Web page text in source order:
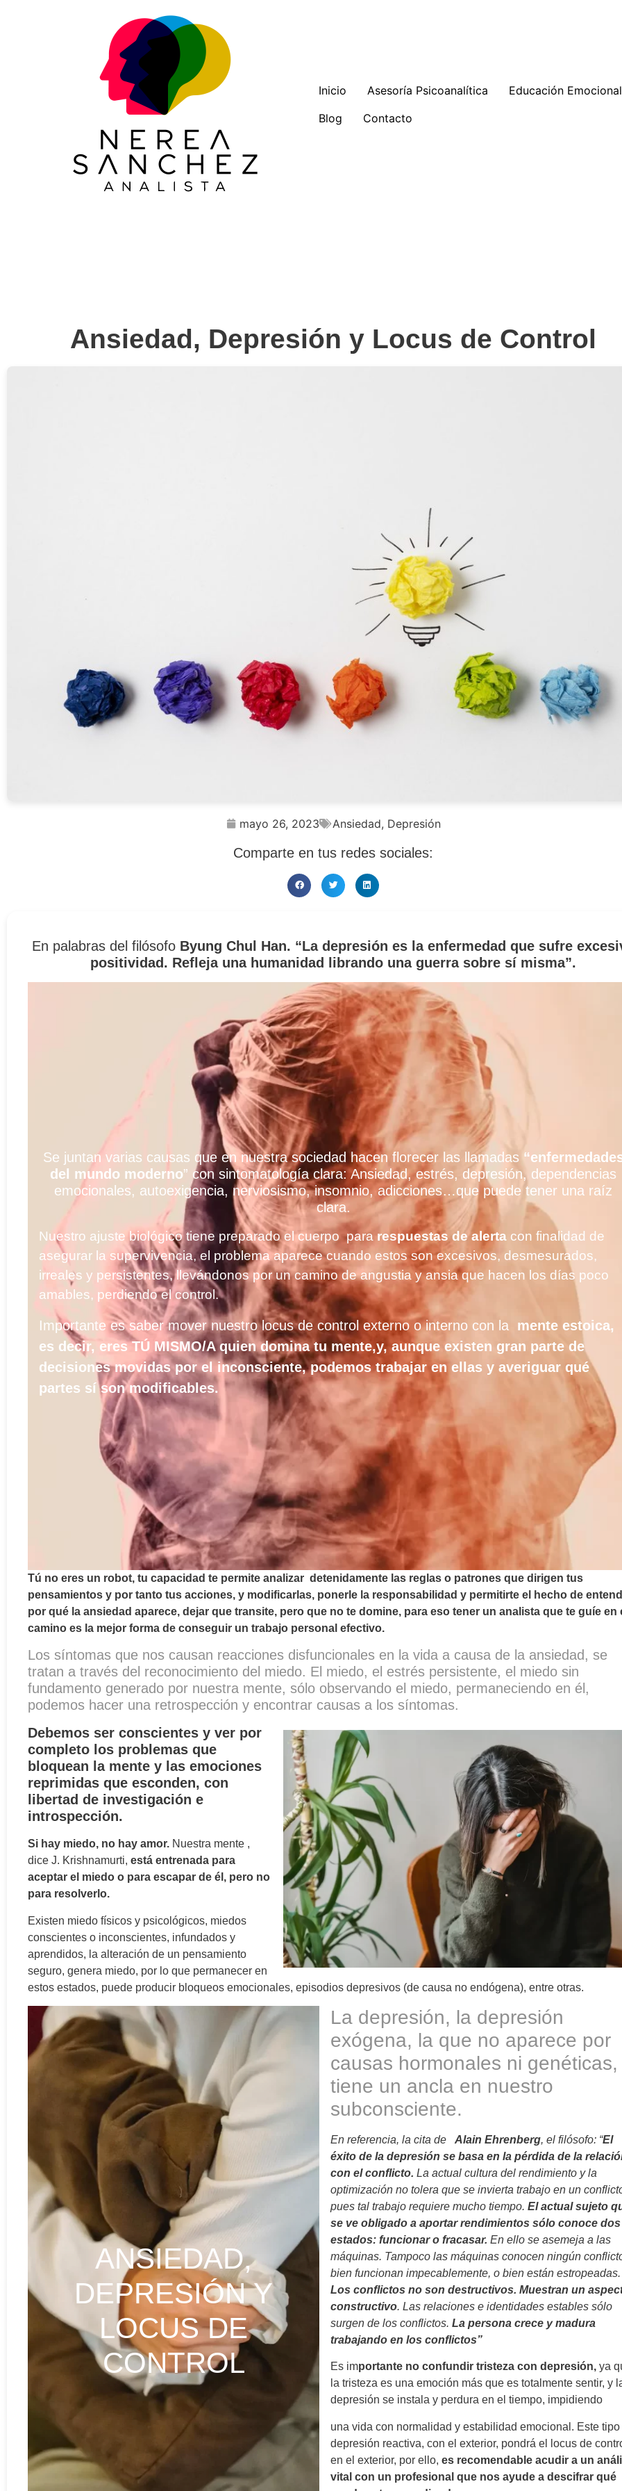
Inicio Asesoría Psicoanalítica
Educación
Blog
Contacto
Ansiedad, Depresión y Locus de Control
mayo 26, 2023 Ansiedad, Depresión
Comparte en tus redes sociales:
En palabras del filósofo Byung Chul Han. “La depresión es la enfermedad que sufre
positividad. Refleja una humanidad librando una guerra sobre sí misma”.
Se juntan varias causas que en nuestra sociedad hacen florecer las llamadas
del mundo moderno” con sintomatología clara: Ansiedad, estrés, depresión, dependencias
emocionales, autoexigencia, nerviosismo, insomnio, adicciones…que puede tener una raíz
clara.
Nuestro ajuste biológico tiene preparado el cuerpo para respuestas de alerta con finalidad de
asegurar la supervivencia, el problema aparece cuando estos son excesivos, desmesurados,
irreales y persistentes, llevándonos por un camino de angustia y ansia que hacen los días poco
amables, perdiendo el control.
Importante es saber mover nuestro locus de control externo o interno con la mente estoica,
es decir, eres TÚ MISMO/A quien domina tu mente,y, aunque existen gran parte de
decisiones movidas por el inconsciente, podemos trabajar en ellas y averiguar qué
partes sí son modificables.
Tú no eres un robot, tu capacidad te permite analizar detenidamente las reglas o patrones que dirigen tus
pensamientos y por tanto tus acciones, y modificarlas, ponerle la responsabilidad y permitirte el hecho de
por qué la ansiedad aparece, dejar que transite, pero que no te domine, para eso tener un analista que te guíe en
camino es la mejor forma de conseguir un trabajo personal efectivo.
Los síntomas que nos causan reacciones disfuncionales en la vida a causa de la ansiedad, se
tratan a través del reconocimiento del miedo. El miedo, el estrés persistente, el miedo sin
fundamento generado por nuestra mente, sólo observando el miedo, permaneciendo en él,
podemos hacer una retrospección y encontrar causas a los síntomas.
Debemos ser conscientes y ver por
completo los problemas que
bloquean la mente y las emociones
reprimidas que esconden, con
libertad de investigación e
introspección.
Si hay miedo, no hay amor. Nuestra mente ,
dice J. Krishnamurti, está entrenada para
aceptar el miedo o para escapar de él, pero no
para resolverlo.
Existen miedo físicos y psicológicos, miedos
conscientes o inconscientes, infundados y
aprendidos, la alteración de un pensamiento
seguro, genera miedo, por lo que permanecer en
estos estados, puede producir bloqueos emocionales, episodios depresivos (de causa no endógena), entre otras.
ANSIEDAD,
DEPRESIÓN Y
LOCUS DE
CONTROL
La depresión, la depresión
exógena, la que no aparece por
causas hormonales ni genéticas,
tiene un ancla en nuestro
subconsciente.
En referencia, la cita de Alain Ehrenberg, el filósofo: “El
éxito de la depresión se basa en la pérdida de la
con el conflicto. La actual cultura del rendimiento y la
optimización no tolera que se invierta trabajo en un
pues tal trabajo requiere mucho tiempo. El actual sujeto
se ve obligado a aportar rendimientos sólo conoce dos
estados: funcionar o fracasar. En ello se asemeja a las
máquinas. Tampoco las máquinas conocen ningún
bien funcionan impecablemente, o bien están estropeadas.
Los conflictos no son destructivos. Muestran un
constructivo. Las relaciones e identidades estables sólo
surgen de los conflictos. La persona crece y madura
trabajando en los conflictos”
Es importante no confundir tristeza con depresión, ya
la tristeza es una emoción más que es totalmente sentir, y
depresión se instala y perdura en el tiempo, impidiendo
una vida con normalidad y estabilidad emocional. Este tipo
depresión reactiva, con el exterior, pondrá el locus de
en el exterior, por ello, es recomendable acudir a un
vital con un profesional que nos ayude a descifrar qué